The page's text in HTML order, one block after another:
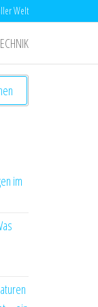
Welt
im